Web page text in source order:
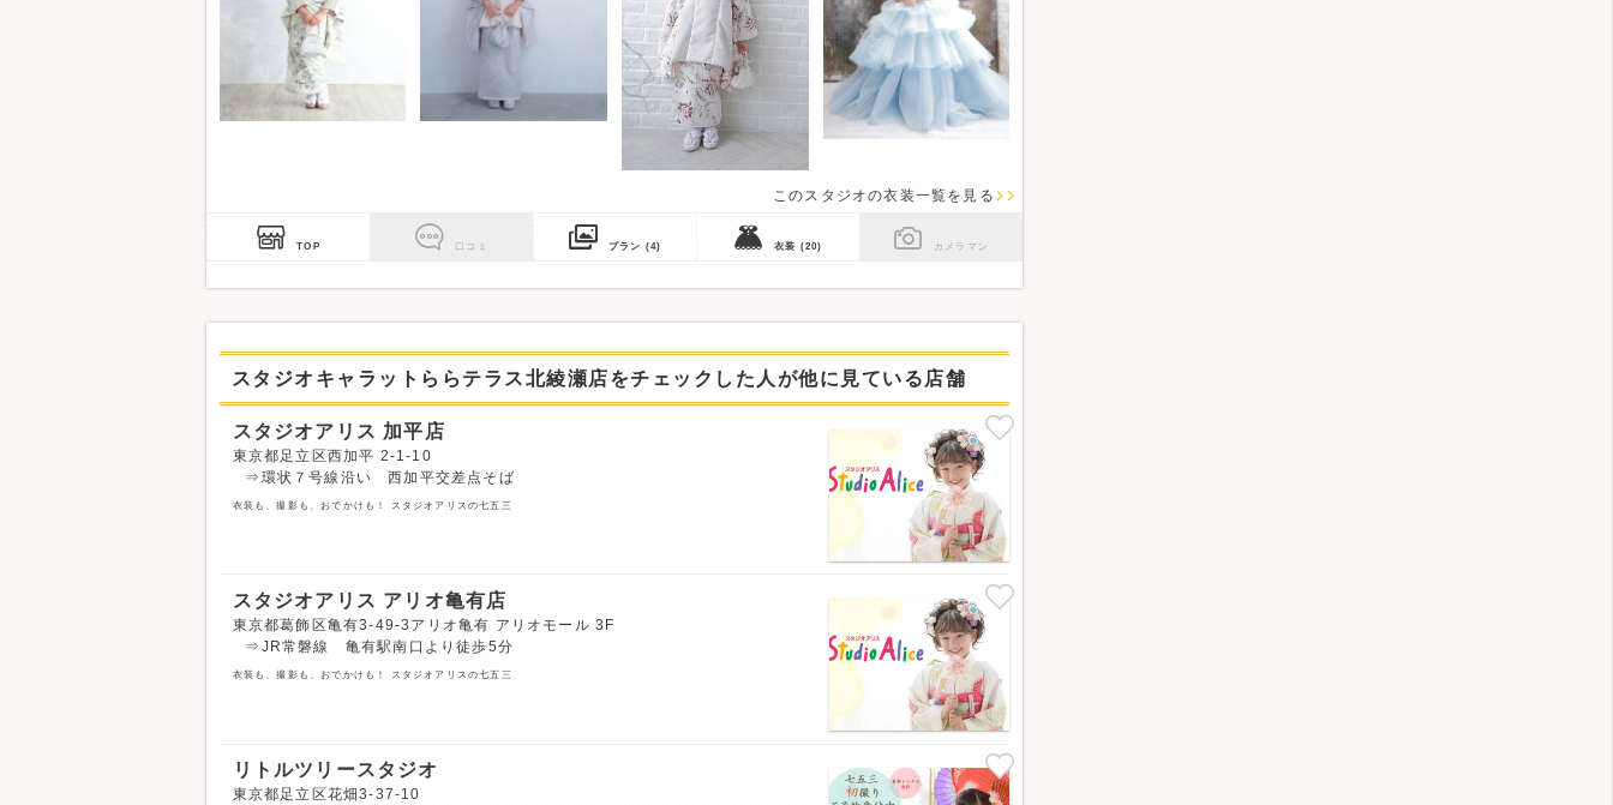
このスタジオの衣装一覧を見る
TOP 口コミ プラン (4) 衣装 (20) カメラマン
スタジオキャラットららテラス北綾瀬店をチェックした人が他に見ている店舗
スタジオアリス 加平店
東京都足立区西加平 2-1-10
⇒環状７号線沿い 西加平交差点そば
衣装も、撮影も、おでかけも！ スタジオアリスの七五三
スタジオアリス アリオ亀有店
東京都葛飾区亀有3-49-3アリオ亀有 アリオモール 3F
⇒JR常磐線 亀有駅南口より徒歩5分
衣装も、撮影も、おでかけも！ スタジオアリスの七五三
リトルツリースタジオ
東京都足立区花畑3-37-10